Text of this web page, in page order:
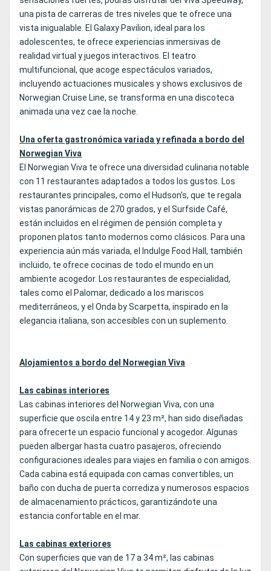
una pista de carreras de tres niveles que te ofrece una
vista inigualable. El Galaxy Pavilion, ideal para los
adolescentes, te ofrece experiencias inmersivas de
realidad virtual y juegos interactivos. El teatro
multifuncional, que acoge espectáculos variados,
incluyendo actuaciones musicales y shows exclusivos de
Norwegian Cruise Line, se transforma en una discoteca
animada una vez cae la noche.
Una oferta gastronómica variada y refinada a bordo del
Norwegian Viva
El Norwegian Viva te ofrece una diversidad culinaria notable
con 11 restaurantes adaptados a todos los gustos. Los
restaurantes principales, como el Hudson's, que te regala
vistas panorámicas de 270 grados, y el Surfside Café,
están incluidos en el régimen de pensión completa y
proponen platos tanto modernos como clásicos. Para una
experiencia aún más variada, el Indulge Food Hall, también
incluido, te ofrece cocinas de todo el mundo en un
ambiente acogedor. Los restaurantes de especialidad,
tales como el Palomar, dedicado a los mariscos
mediterráneos, y el Onda by Scarpetta, inspirado en la
elegancia italiana, son accesibles con un suplemento.
Alojamientos a bordo del Norwegian Viva
Las cabinas interiores
Las cabinas interiores del Norwegian Viva, con una
superficie que oscila entre 14 y 23 m², han sido diseñadas
para ofrecerte un espacio funcional y acogedor. Algunas
pueden albergar hasta cuatro pasajeros, ofreciendo
configuraciones ideales para viajes en familia o con amigos.
Cada cabina está equipada con camas convertibles, un
baño con ducha de puerta corrediza y numerosos espacios
de almacenamiento prácticos, garantizándote una
estancia confortable en el mar.
Las cabinas exteriores
Con superficies que van de 17 a 34 m², las cabinas